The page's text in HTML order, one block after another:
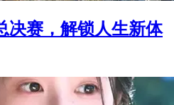
决赛，解锁人生新体